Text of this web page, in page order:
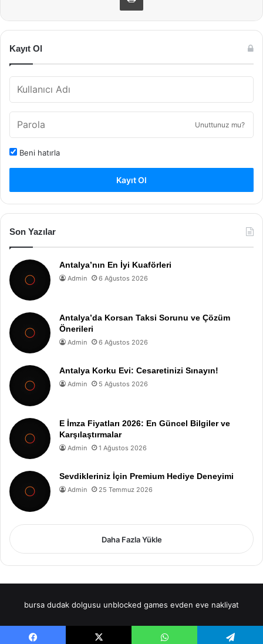
Kayıt Ol
Unuttunuz mu?
Beni hatırla
Kayıt Ol
Son Yazılar
Antalya’nın En İyi Kuaförleri
Admin 6 Ağustos 2026
Antalya’da Korsan Taksi Sorunu ve Çözüm
Önerileri
Admin 6 Ağustos 2026
Antalya Korku Evi: Cesaretinizi Sınayın!
Admin 5 Ağustos 2026
E İmza Fiyatları 2026: En Güncel Bilgiler ve
Karşılaştırmalar
Admin 1 Ağustos 2026
Sevdikleriniz İçin Premium Hediye Deneyimi
Admin 25 Temmuz 2026
Daha Fazla Yükle
bursa dudak dolgusu unblocked games evden eve nakliyat